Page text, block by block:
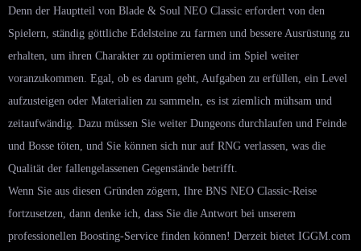
Denn der Hauptteil von Blade & Soul NEO Classic erfordert von den
Spielern, ständig göttliche Edelsteine ​​zu farmen und bessere Ausrüstung zu
erhalten, um ihren Charakter zu optimieren und im Spiel weiter
voranzukommen. Egal, ob es darum geht, Aufgaben zu erfüllen, ein Level
aufzusteigen oder Materialien zu sammeln, es ist ziemlich mühsam und
zeitaufwändig. Dazu müssen Sie weiter Dungeons durchlaufen und Feinde
und Bosse töten, und Sie können sich nur auf RNG verlassen, was die
Qualität der fallengelassenen Gegenstände betrifft.
Wenn Sie aus diesen Gründen zögern, Ihre BNS NEO Classic-Reise
fortzusetzen, dann denke ich, dass Sie die Antwort bei unserem
professionellen Boosting-Service finden können! Derzeit bietet IGGM.com